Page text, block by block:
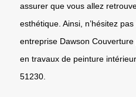
assurer que vous allez
esthétique. Ainsi, n’hésitez
entreprise Dawson
en travaux de peinture
51230.